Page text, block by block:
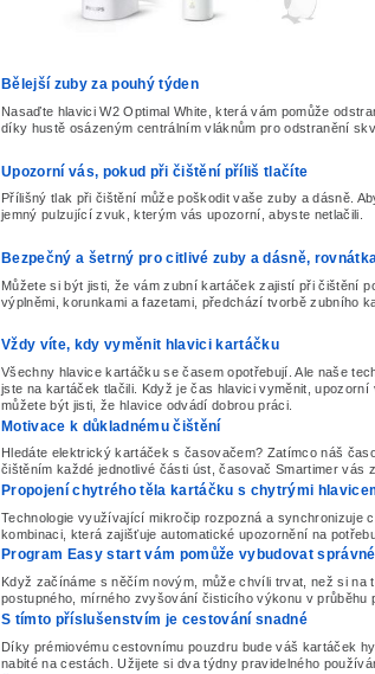
Bělejší zuby za pouhý týden
Nasaďte hlavici W2 Optimal White, která vám pomůže
díky hustě osázeným centrálním vláknům pro odstranění
Upozorní vás, pokud při čištění příliš tlačíte
Přílišný tlak při čištění může poškodit vaše zuby a dásně.
jemný pulzující zvuk, kterým vás upozorní, abyste netlačili.
Bezpečný a šetrný pro citlivé zuby a dásně,
Můžete si být jisti, že vám zubní kartáček zajistí při čištění
výplněmi, korunkami a fazetami, předchází tvorbě zubního
Vždy víte, kdy vyměnit hlavici kartáčku
Všechny hlavice kartáčku se časem opotřebují. Ale naše
jste na kartáček tlačili. Když je čas hlavici vyměnit,
můžete být jisti, že hlavice odvádí dobrou práci.
Motivace k důkladnému čištění
Hledáte elektrický kartáček s časovačem? Zatímco náš
čištěním každé jednotlivé části úst, časovač Smartimer vás
Propojení chytrého těla kartáčku s chytrými
Technologie využívající mikročip rozpozná a synchronizuje
kombinaci, která zajišťuje automatické upozornění na
Program Easy start vám pomůže vybudovat
Když začínáme s něčím novým, může chvíli trvat, než si
postupného, mírného zvyšování čisticího výkonu v průběhu
S tímto příslušenstvím je cestování snadné
Díky prémiovému cestovnímu pouzdru bude váš kartáček
nabité na cestách. Užijete si dva týdny pravidelného